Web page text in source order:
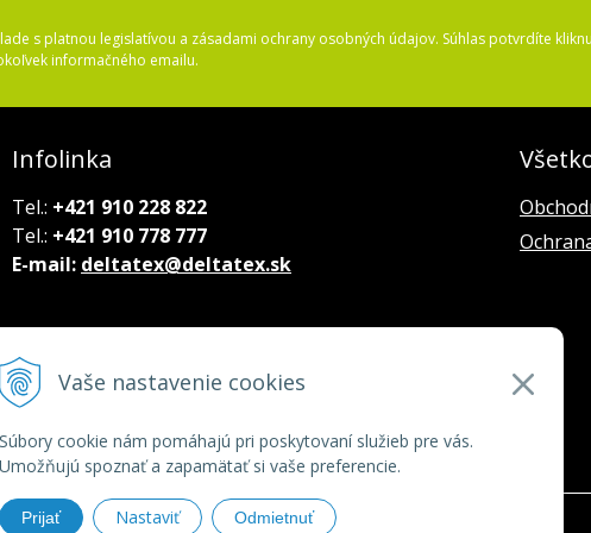
Vaše nastavenie cookies
Súbory cookie nám pomáhajú pri poskytovaní služieb pre vás.
Umožňujú spoznať a zapamätať si vaše preferencie.
Prijať Nastaviť Odmietnuť
s platnou legislatívou a zásadami ochrany osobných údajov. Súhlas potvrdíte
informačného emailu.
Infolinka
Tel.: +421 910 228 822
Tel.: +421 910 778 777
E-mail: deltatex@deltatex.sk